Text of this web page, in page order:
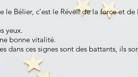
Bélier, c’est le Réveil de la force et de
yeux.
bonne vitalité.
dans ces signes sont des battants, ils